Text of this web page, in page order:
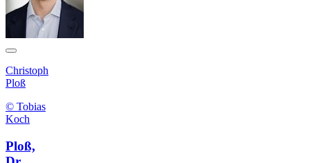
Christoph
Ploß
© Tobias
Koch
Ploß,